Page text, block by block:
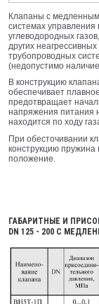
Клапаны с
системах управления
углеводородных
других
трубопроводных
(недопустимо
В конструкцию
обеспечивает
предотвращает
напряжения питания
находится по ходу
При обесточивании
конструкцию пружина
положение.
ГАБАРИТНЫЕ И
DN 125 - 200 С